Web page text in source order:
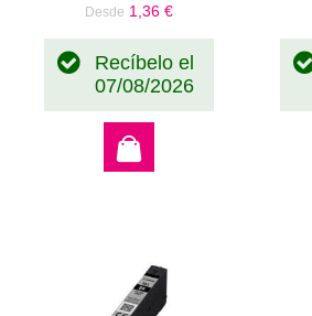
Desde 1,36 €
Recíbelo el
07/08/2026